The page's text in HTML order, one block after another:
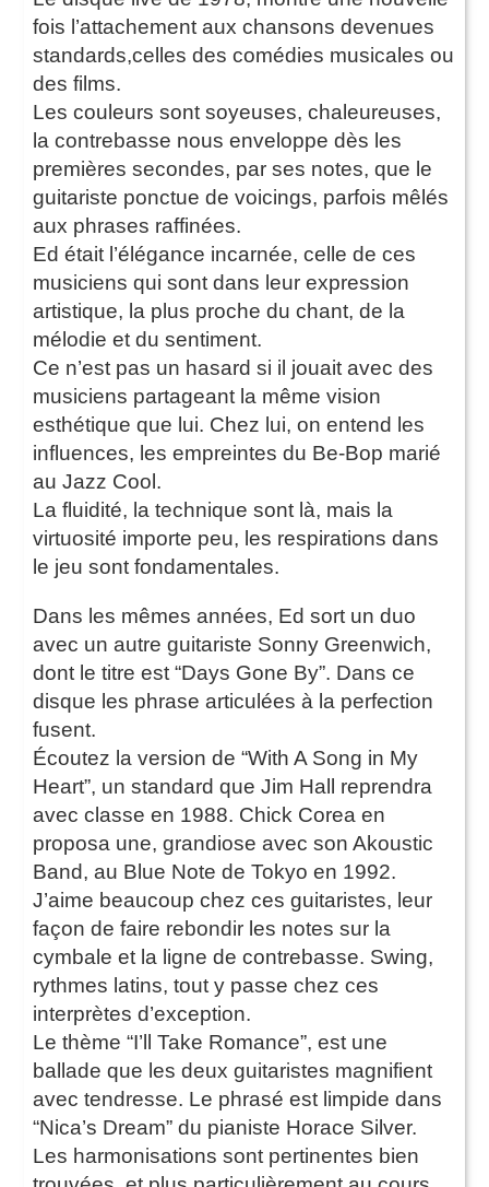
fois l’attachement aux chansons devenues
standards,celles des comédies musicales ou
des films.
Les couleurs sont soyeuses, chaleureuses,
la contrebasse nous enveloppe dès les
premières secondes, par ses notes, que le
guitariste ponctue de voicings, parfois mêlés
aux phrases raffinées.
Ed était l’élégance incarnée, celle de ces
musiciens qui sont dans leur expression
artistique, la plus proche du chant, de la
mélodie et du sentiment.
Ce n’est pas un hasard si il jouait avec des
musiciens partageant la même vision
esthétique que lui. Chez lui, on entend les
influences, les empreintes du Be-Bop marié
au Jazz Cool.
La fluidité, la technique sont là, mais la
virtuosité importe peu, les respirations dans
le jeu sont fondamentales.
Dans les mêmes années, Ed sort un duo
avec un autre guitariste Sonny Greenwich,
dont le titre est “Days Gone By”. Dans ce
disque les phrase articulées à la perfection
fusent.
Écoutez la version de “With A Song in My
Heart”, un standard que Jim Hall reprendra
avec classe en 1988. Chick Corea en
proposa une, grandiose avec son Akoustic
Band, au Blue Note de Tokyo en 1992.
J’aime beaucoup chez ces guitaristes, leur
façon de faire rebondir les notes sur la
cymbale et la ligne de contrebasse. Swing,
rythmes latins, tout y passe chez ces
interprètes d’exception.
Le thème “I’ll Take Romance”, est une
ballade que les deux guitaristes magnifient
avec tendresse. Le phrasé est limpide dans
“Nica’s Dream” du pianiste Horace Silver.
Les harmonisations sont pertinentes bien